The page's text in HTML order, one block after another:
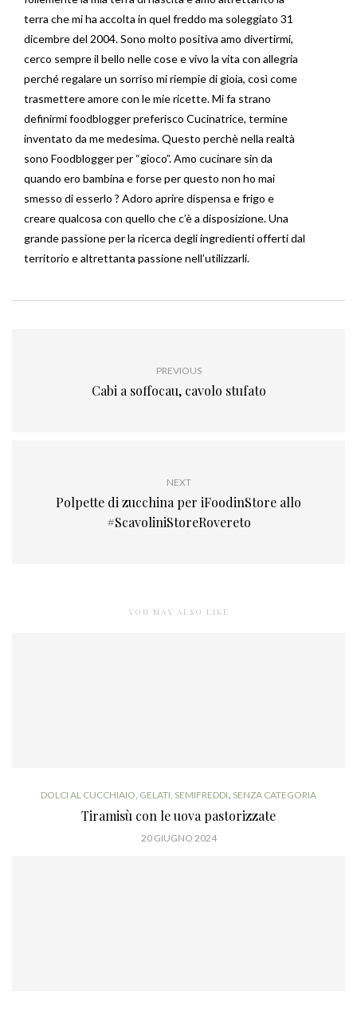
terra che mi ha accolta in quel freddo ma soleggiato 31
dicembre del 2004. Sono molto positiva amo divertirmi,
cerco sempre il bello nelle cose e vivo la vita con allegria
perché regalare un sorriso mi riempie di gioia, così come
trasmettere amore con le mie ricette. Mi fa strano
definirmi foodblogger preferisco Cucinatrice, termine
inventato da me medesima. Questo perchè nella realtà
sono Foodblogger per “gioco”. Amo cucinare sin da
quando ero bambina e forse per questo non ho mai
smesso di esserlo ? Adoro aprire dispensa e frigo e
creare qualcosa con quello che c’è a disposizione. Una
grande passione per la ricerca degli ingredienti offerti dal
territorio e altrettanta passione nell’utilizzarli.
PREVIOUS
Cabi a soffocau, cavolo stufato
NEXT
Polpette di zucchina per iFoodinStore allo
#ScavoliniStoreRovereto
YOU MAY ALSO LIKE
DOLCI AL CUCCHIAIO, GELATI, SEMIFREDDI, SENZA CATEGORIA
Tiramisù con le uova pastorizzate
20 GIUGNO 2024